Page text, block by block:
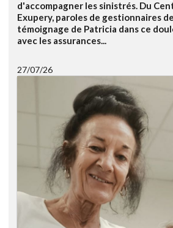
d'accompagner les sinistrés. Du
Exupery, paroles de gestionnaires
témoignage de Patricia dans ce
avec les assurances...
27/07/26